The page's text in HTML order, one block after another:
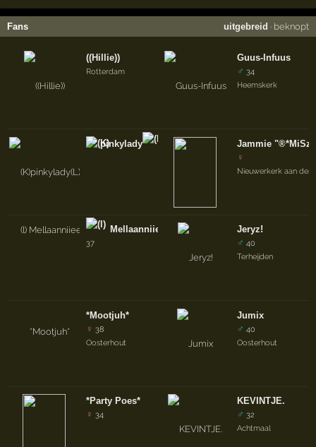
Fans uitgebreid · beknopt
((Hillie))
Rotterdam
pinkylady Dylan
Mellaanniiee
37
*Mootjuh*
♀ 38
Oosterhout
*Party Poes*
♀ 34
Guus-Infuus
♂ 34
Heemskerk
Jammie
♀
Nieuwerkerk aan den
Jeryz!
♂ 40
Terheijden
Jumix
♂ 40
Oosterhout
KEVINTJE.
♂ 32
Achtmaal